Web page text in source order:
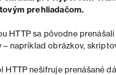
prehliadačom.
HTTP sa pôvodne
– napríklad obrázkov,
HTTP nešifruje prenášané